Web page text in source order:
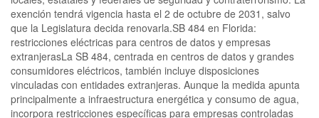
exención tendrá vigencia hasta el 2 de octubre de 2031, salvo
que la Legislatura decida renovarla.SB 484 en Florida:
restricciones eléctricas para centros de datos y empresas
extranjerasLa SB 484, centrada en centros de datos y grandes
consumidores eléctricos, también incluye disposiciones
vinculadas con entidades extranjeras. Aunque la medida apunta
principalmente a infraestructura energética y consumo de agua,
incorpora restricciones específicas para empresas controladas